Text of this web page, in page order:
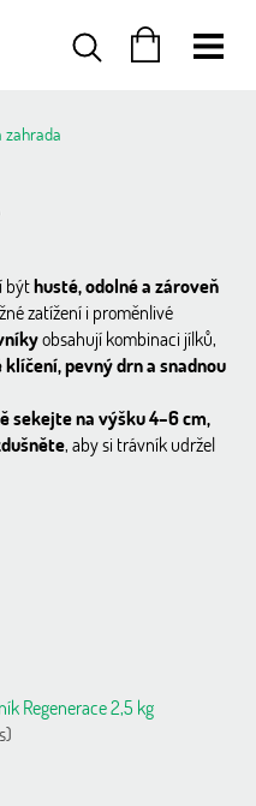
zahrada
býthusté, odolné a zároveň
zatížení i proměnlivé
obsahují kombinaci jílků,
pevný drn a snadnou
sekejte na výšku 4–6 cm,
, aby si trávník udržel
Regenerace 2,5 kg